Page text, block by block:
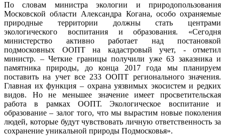
По словам министра экологии и природопользования
Московской области Александра Когана, особо охраняемые
природные территории должны стать центрами
экологического воспитания и образования. «Сегодня
министерство активно работает над постановкой
подмосковных ООПТ на кадастровый учет, - отметил
министр. – Четкие границы получили уже 63 заказника и
памятника природы, до конца 2017 года мы планируем
поставить на учет все 233 ООПТ регионального значения.
Главная их функция – охрана уязвимых экосистем и редких
видов. Но не меньшее значение имеет просветительская
работа в рамках ООПТ. Экологическое воспитание и
образование – залог того, что мы вырастим новые поколения
людей, которые будут чувствовать личную ответственность за
сохранение уникальной природы Подмосковья».